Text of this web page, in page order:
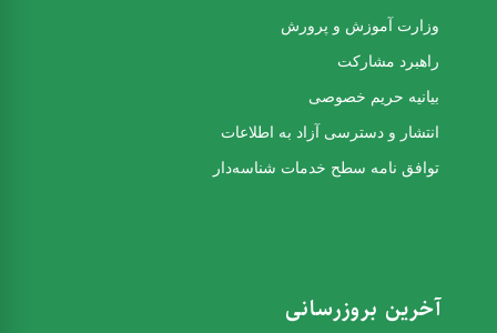
وزارت آموزش و پرورش
راهبرد مشارکت
بیانیه حریم خصوصی
انتشار و دسترسی آزاد به اطلاعات
توافق نامه سطح خدمات شناسه‌دار
آخرین بروزرسانی